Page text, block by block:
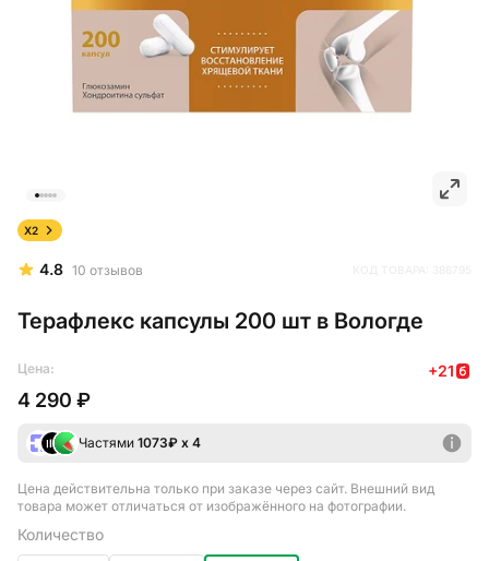
4.8 10 отзывов
Терафлекс капсулы 200 шт в Вологде
X2
Цена: +21
4 290 ₽
Частями 1073₽ х 4
Цена действительна только при заказе через сайт. Внешний вид
товара может отличаться от изображённого на фотографии.
Количество